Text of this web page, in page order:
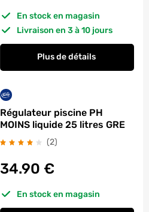
En stock en magasin
Livraison en 3 à 10 jours
Plus de détails
Régulateur piscine PH
MOINS liquide 25 litres GRE
(2)
34.90 €
En stock en magasin